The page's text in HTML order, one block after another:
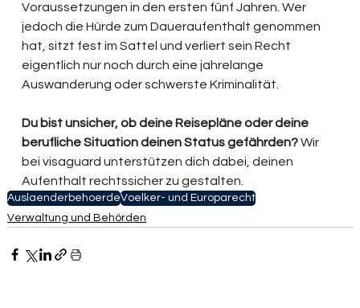
Voraussetzungen in den ersten fünf Jahren. Wer
jedoch die Hürde zum Daueraufenthalt genommen
hat, sitzt fest im Sattel und verliert sein Recht
eigentlich nur noch durch eine jahrelange
Auswanderung oder schwerste Kriminalität.
Du bist unsicher, ob deine Reisepläne oder deine
berufliche Situation deinen Status gefährden? Wir
bei visaguard unterstützen dich dabei, deinen
Aufenthalt rechtssicher zu gestalten.
AuslaenderbehoerdeVoelker- und Europarecht
Verwaltung und Behörden